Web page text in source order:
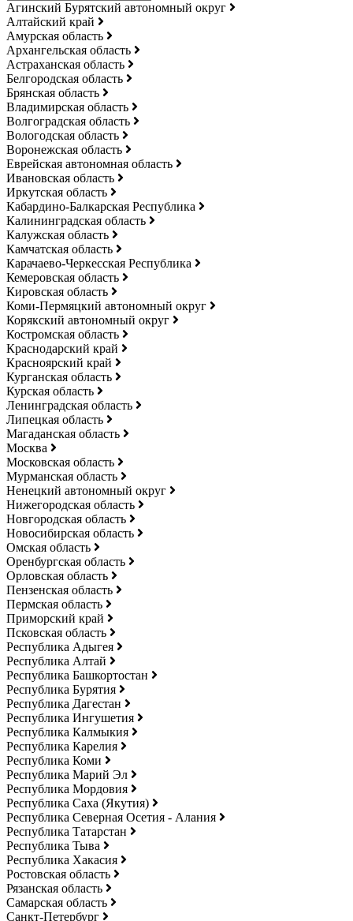
Агинский Бурятский автономный округ
Алтайский край
Амурская область
Архангельская область
Астраханская область
Белгородская область
Брянская область
Владимирская область
Волгоградская область
Вологодская область
Воронежская область
Еврейская автономная область
Ивановская область
Иркутская область
Кабардино-Балкарская Республика
Калининградская область
Калужская область
Камчатская область
Карачаево-Черкесская Республика
Кемеровская область
Кировская область
Коми-Пермяцкий автономный округ
Корякский автономный округ
Костромская область
Краснодарский край
Красноярский край
Курганская область
Курская область
Ленинградская область
Липецкая область
Магаданская область
Москва
Московская область
Мурманская область
Ненецкий автономный округ
Нижегородская область
Новгородская область
Новосибирская область
Омская область
Оренбургская область
Орловская область
Пензенская область
Пермская область
Приморский край
Псковская область
Республика Адыгея
Республика Алтай
Республика Башкортостан
Республика Бурятия
Республика Дагестан
Республика Ингушетия
Республика Калмыкия
Республика Карелия
Республика Коми
Республика Марий Эл
Республика Мордовия
Республика Саха (Якутия)
Республика Северная Осетия - Алания
Республика Татарстан
Республика Тыва
Республика Хакасия
Ростовская область
Рязанская область
Самарская область
Санкт-Петербург